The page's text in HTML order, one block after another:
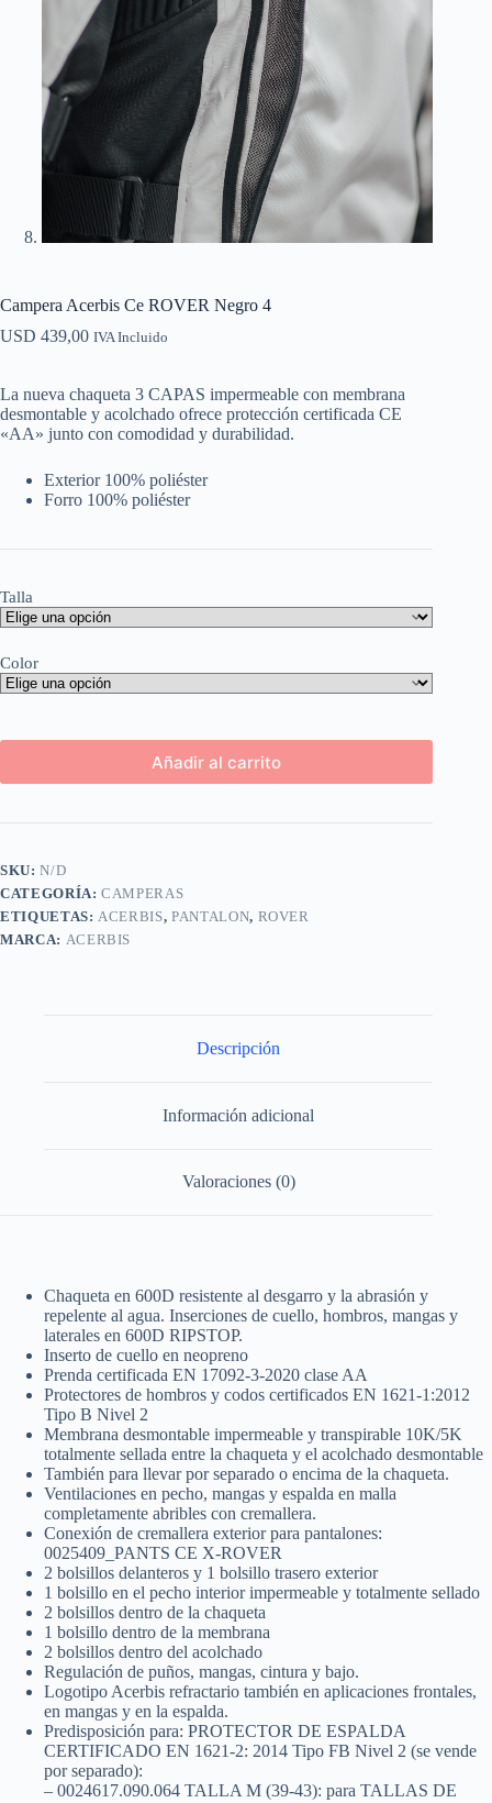
Campera Acerbis Ce ROVER Negro 4
USD 439,00 IVA Incluido
La nueva chaqueta 3 CAPAS impermeable con membrana
desmontable y acolchado ofrece protección certificada CE
«AA» junto con comodidad y durabilidad.
Exterior 100% poliéster
Forro 100% poliéster
Talla
Color
Añadir al carrito
SKU:N/D
CATEGORÍA:CAMPERAS
ETIQUETAS:ACERBIS,PANTALON, ROVER
MARCA: ACERBIS
Descripción
Información adicional
Valoraciones (0)
Chaqueta en 600D resistente al desgarro y la abrasión y
repelente al agua. Inserciones de cuello, hombros, mangas y
laterales en 600D RIPSTOP.
Inserto de cuello en neopreno
Prenda certificada EN 17092-3-2020 clase AA
Protectores de hombros y codos certificados EN 1621-1:2012
Tipo B Nivel 2
Membrana desmontable impermeable y transpirable 10K/5K
totalmente sellada entre la chaqueta y el acolchado desmontable
También para llevar por separado o encima de la chaqueta.
Ventilaciones en pecho, mangas y espalda en malla
completamente abribles con cremallera.
Conexión de cremallera exterior para pantalones:
0025409_PANTS CE X-ROVER
2 bolsillos delanteros y 1 bolsillo trasero exterior
1 bolsillo en el pecho interior impermeable y totalmente sellado
2 bolsillos dentro de la chaqueta
1 bolsillo dentro de la membrana
2 bolsillos dentro del acolchado
Regulación de puños, mangas, cintura y bajo.
Logotipo Acerbis refractario también en aplicaciones frontales,
en mangas y en la espalda.
Predisposición para: PROTECTOR DE ESPALDA
CERTIFICADO EN 1621-2: 2014 Tipo FB Nivel 2 (se vende
por separado):
– 0024617.090.064 TALLA M (39-43): para TALLAS DE